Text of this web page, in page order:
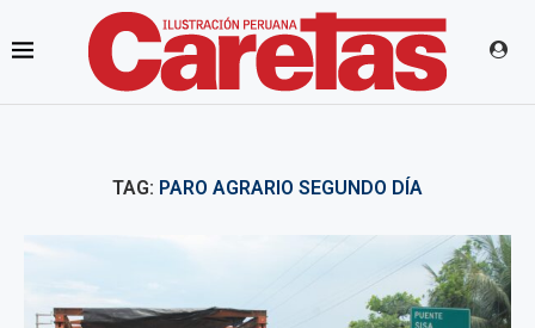
TAG: PARO AGRARIO SEGUNDO DÍA